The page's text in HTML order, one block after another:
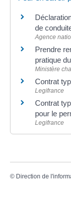
de
Agence
Prendre
pratique
Ministère
Contrat
Legifrance
Contrat
pour le
Legifrance
© Direction de